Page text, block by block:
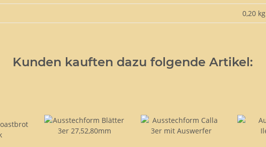
0,20 kg
Kunden kauften dazu folgende Artikel: